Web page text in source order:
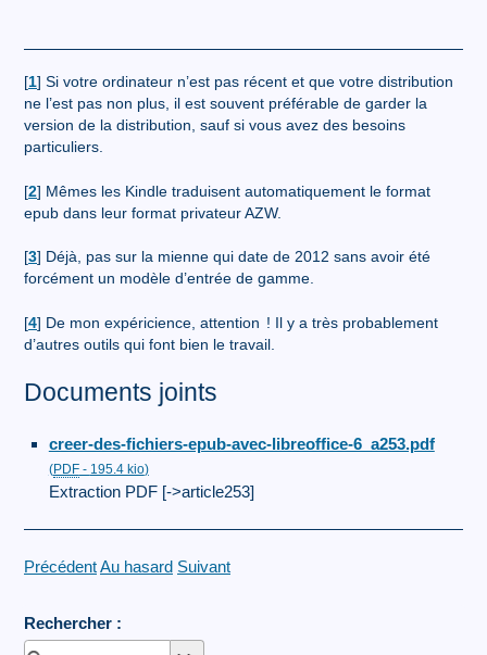
[1] Si votre ordinateur n’est pas récent et que votre distribution
ne l’est pas non plus, il est souvent préférable de garder la
version de la distribution, sauf si vous avez des besoins
particuliers.
[2] Mêmes les Kindle traduisent automatiquement le format
epub dans leur format privateur AZW.
[3] Déjà, pas sur la mienne qui date de 2012 sans avoir été
forcément un modèle d’entrée de gamme.
[4] De mon expéricience, attention ! Il y a très probablement
d’autres outils qui font bien le travail.
Documents joints
creer-des-fichiers-epub-avec-libreoffice-6_a253.pdf
(PDF- 195.4 kio)
Extraction PDF [->article253]
PrécédentAu hasard Suivant
Rechercher :